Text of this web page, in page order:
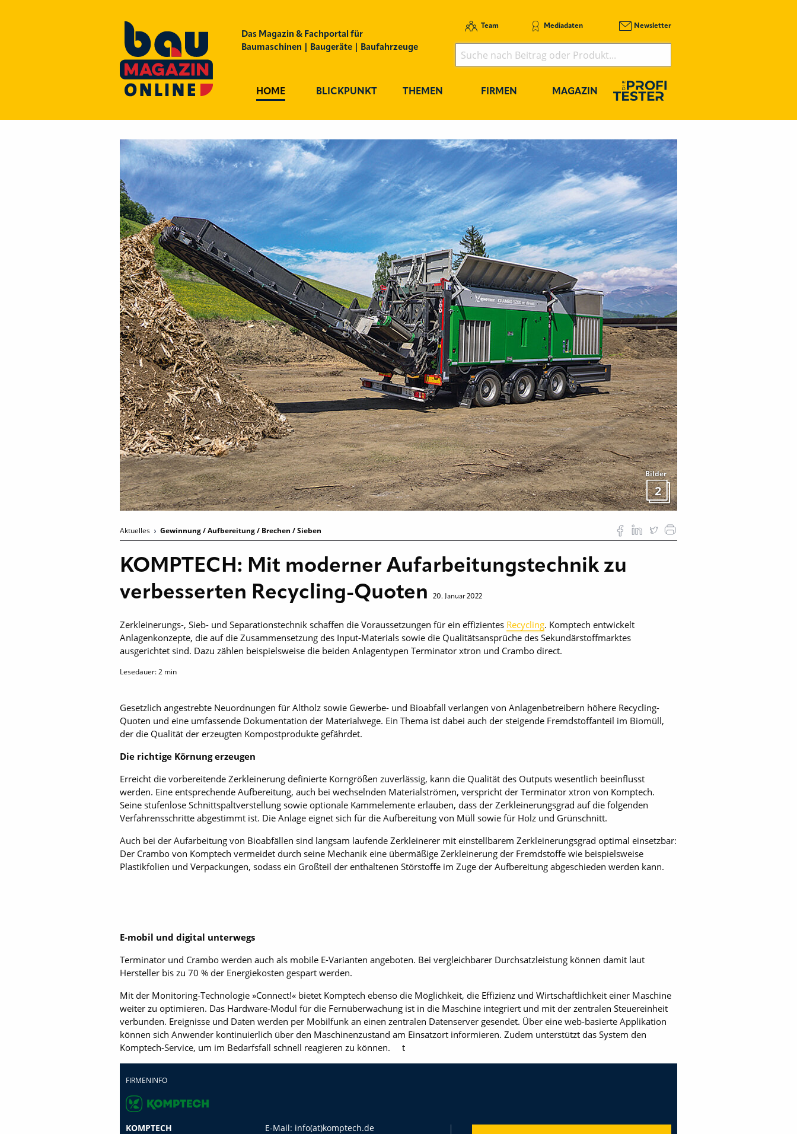
Das Magazin & Fachportal für
Baumaschinen | Baugeräte | Baufahrzeuge
Team Mediadaten Newsletter
HOME BLICKPUNKT THEMEN FIRMEN MAGAZIN
Bilder
2
Aktuelles Gewinnung / Aufbereitung / Brechen / Sieben
KOMPTECH: Mit moderner Aufarbeitungstechnik zu
verbesserten Recycling-Quoten
20. Januar 2022
Zerkleinerungs-, Sieb- und Separationstechnik schaffen die Voraussetzungen für ein effizientes Recycling. Komptech entwickelt
Anlagenkonzepte, die auf die Zusammensetzung des Input-Materials sowie die Qualitätsansprüche des Sekundärstoffmarktes
ausgerichtet sind. Dazu zählen beispielsweise die beiden Anlagentypen Terminator xtron und Crambo direct.
Lesedauer:2 min
Gesetzlich angestrebte Neuordnungen für Altholz sowie Gewerbe- und Bioabfall verlangen von Anlagenbetreibern höhere Recycling-
Quoten und eine umfassende Dokumentation der Materialwege. Ein Thema ist dabei auch der steigende Fremdstoffanteil im Biomüll,
der die Qualität der erzeugten Kompostprodukte gefährdet.
Die richtige Körnung erzeugen
Erreicht die vorbereitende Zerkleinerung definierte Korngrößen zuverlässig, kann die Qualität des Outputs wesentlich beeinflusst
werden. Eine entsprechende Aufbereitung, auch bei wechselnden Materialströmen, verspricht der Terminator xtron von Komptech.
Seine stufenlose Schnittspaltverstellung sowie optionale Kammelemente erlauben, dass der Zerkleinerungsgrad auf die folgenden
Verfahrensschritte abgestimmt ist. Die Anlage eignet sich für die Aufbereitung von Müll sowie für Holz und Grünschnitt.
Auch bei der Aufarbeitung von Bioabfällen sind langsam laufende Zerkleinerer mit einstellbarem Zerkleinerungsgrad optimal einsetzbar:
Der Crambo von Komptech vermeidet durch seine Mechanik eine übermäßige Zerkleinerung der Fremdstoffe wie beispielsweise
Plastikfolien und Verpackungen, sodass ein Großteil der enthaltenen Störstoffe im Zuge der Aufbereitung abgeschieden werden kann.
E-mobil und digital unterwegs
Terminator und Crambo werden auch als mobile E-Varianten angeboten. Bei vergleichbarer Durchsatzleistung können damit laut
Hersteller bis zu 70 % der Energiekosten gespart werden.
Mit der Monitoring-Technologie »Connect!« bietet Komptech ebenso die Möglichkeit, die Effizienz und Wirtschaftlichkeit einer Maschine
weiter zu optimieren. Das Hardware-Modul für die Fernüberwachung ist in die Maschine integriert und mit der zentralen Steuereinheit
verbunden. Ereignisse und Daten werden per Mobilfunk an einen zentralen Datenserver gesendet. Über eine web-basierte Applikation
können sich Anwender kontinuierlich über den Maschinenzustand am Einsatzort informieren. Zudem unterstützt das System den
Komptech-Service, um im Bedarfsfall schnell reagieren zu können. t
FIRMENINFO
KOMPTECH
E-Mail: info(at)komptech.de